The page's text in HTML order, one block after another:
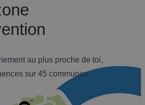
au plus proche de toi,
sur 45 communes.